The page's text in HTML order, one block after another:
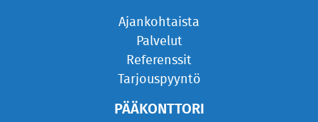
Ajankohtaista
Palvelut
Referenssit
Tarjouspyyntö
PÄÄKONTTORI